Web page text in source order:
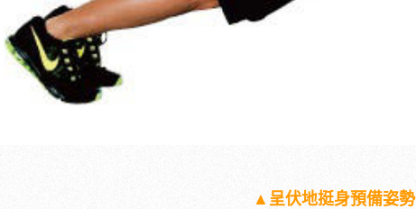
▲呈伏地挺身預備姿勢